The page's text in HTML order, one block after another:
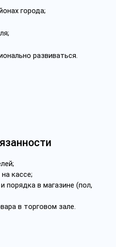
города;
развиваться.
кассе;
порядка в магазине (пол,
в торговом зале.